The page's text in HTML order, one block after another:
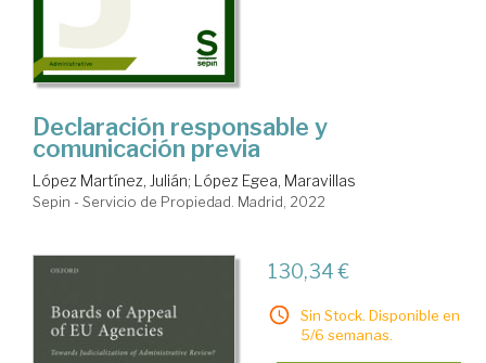
Declaración responsable y
comunicación previa
López Martínez, Julián; López Egea, Maravillas
Sepin - Servicio de Propiedad. Madrid, 2022
130,34 €
Sin Stock. Disponible en
5/6 semanas.